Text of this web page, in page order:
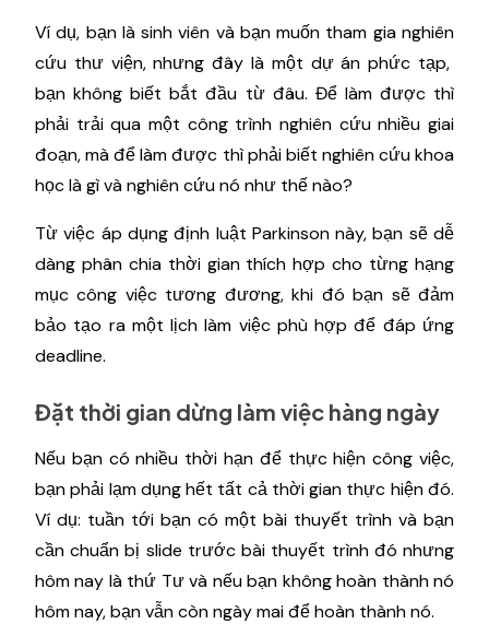
Ví dụ, bạn là sinh viên và bạn muốn tham gia nghiên
cứu thư viện, nhưng đây là một dự án phức tạp,
bạn không biết bắt đầu từ đâu. Để làm được thì
phải trải qua một công trình nghiên cứu nhiều giai
đoạn, mà để làm được thì phải biết nghiên cứu khoa
học là gì và nghiên cứu nó như thế nào?
Từ việc áp dụng định luật Parkinson này, bạn sẽ dễ
dàng phân chia thời gian thích hợp cho từng hạng
mục công việc tương đương, khi đó bạn sẽ đảm
bảo tạo ra một lịch làm việc phù hợp để đáp ứng
deadline.
Đặt thời gian dừng làm việc hàng ngày
Nếu bạn có nhiều thời hạn để thực hiện công việc,
bạn phải lạm dụng hết tất cả thời gian thực hiện đó.
Ví dụ: tuần tới bạn có một bài thuyết trình và bạn
cần chuẩn bị slide trước bài thuyết trình đó nhưng
hôm nay là thứ Tư và nếu bạn không hoàn thành nó
hôm nay, bạn vẫn còn ngày mai để hoàn thành nó.